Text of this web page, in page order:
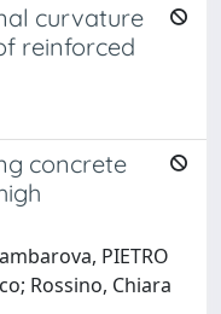
curvature
reinforced
concrete
PIETRO
Rossino, Chiara